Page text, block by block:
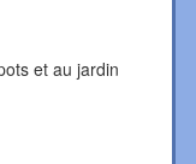
et au jardin